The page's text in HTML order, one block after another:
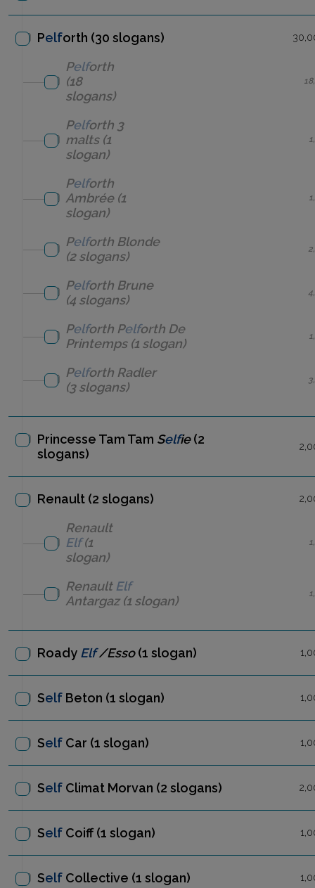
Pelforth (30 slogans)
Pelforth
(18
slogans)
Pelforth 3
malts(1
slogan)
Pelforth
Ambrée(1
slogan)
Pelforth Blonde
(2 slogans)
Pelforth Brune
(4 slogans)
Pelforth Pelforth De
Printemps(1 slogan)
Pelforth Radler
(3 slogans)
Princesse Tam Tam Selfie(2
slogans)
Renault (2 slogans)
Renault
Elf(1
slogan)
Renault Elf
Antargaz(1 slogan)
Roady Elf/Esso(1 slogan)
Self Beton (1 slogan)
Self Car (1 slogan)
Self Climat Morvan (2 slogans)
Self Coiff(1 slogan)
Self Collective (1 slogan)